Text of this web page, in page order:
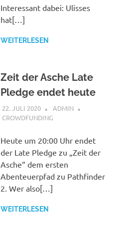
Interessant dabei: Ulisses
hat[…]
WEITERLESEN
Zeit der Asche Late
Pledge endet heute
22. JULI 2020
ADMIN
CROWDFUNDING
Heute um 20:00 Uhr endet
der Late Pledge zu „Zeit der
Asche“ dem ersten
Abenteuerpfad zu Pathfinder
2. Wer also[…]
WEITERLESEN